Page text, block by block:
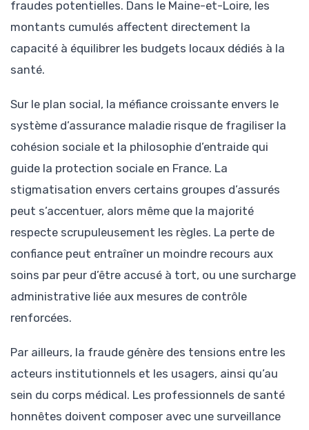
fraudes potentielles. Dans le Maine-et-Loire, les
montants cumulés affectent directement la
capacité à équilibrer les budgets locaux dédiés à la
santé.
Sur le plan social, la méfiance croissante envers le
système d’assurance maladie risque de fragiliser la
cohésion sociale et la philosophie d’entraide qui
guide la protection sociale en France. La
stigmatisation envers certains groupes d’assurés
peut s’accentuer, alors même que la majorité
respecte scrupuleusement les règles. La perte de
confiance peut entraîner un moindre recours aux
soins par peur d’être accusé à tort, ou une surcharge
administrative liée aux mesures de contrôle
renforcées.
Par ailleurs, la fraude génère des tensions entre les
acteurs institutionnels et les usagers, ainsi qu’au
sein du corps médical. Les professionnels de santé
honnêtes doivent composer avec une surveillance